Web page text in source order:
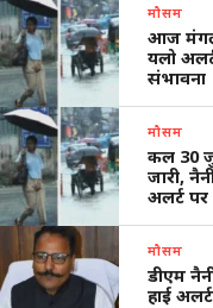
मौसम
आज
यलो
संभावना
मौसम
कल 30
जारी,
अलर्ट पर
मौसम
डीएम
हाई